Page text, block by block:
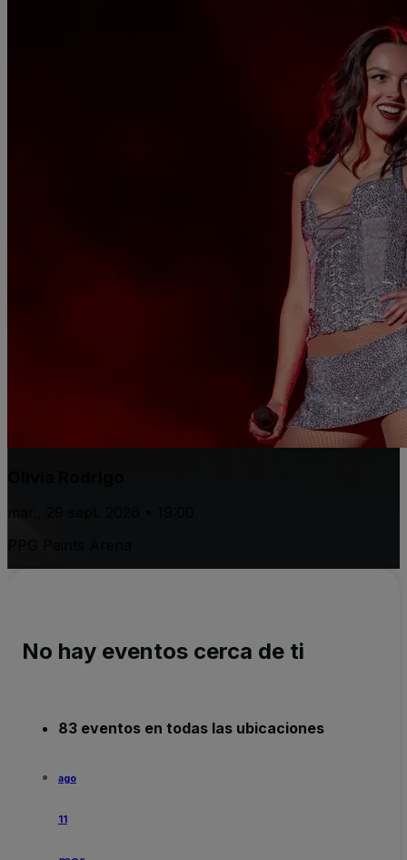
mar., 29 sept. 2026 • 19:00
No hay eventos cerca de ti
83 eventos en todas las ubicaciones
ago
11